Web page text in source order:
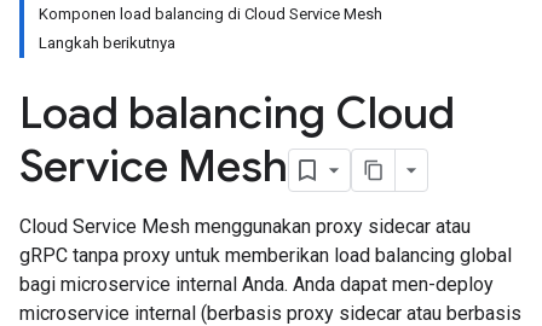
Komponen load balancing di Cloud Service Mesh
Langkah berikutnya
Load balancing Cloud
Service Mesh
Cloud Service Mesh menggunakan proxy sidecar atau
gRPC tanpa proxy untuk memberikan load balancing global
bagi microservice internal Anda. Anda dapat men-deploy
microservice internal (berbasis proxy sidecar atau berbasis